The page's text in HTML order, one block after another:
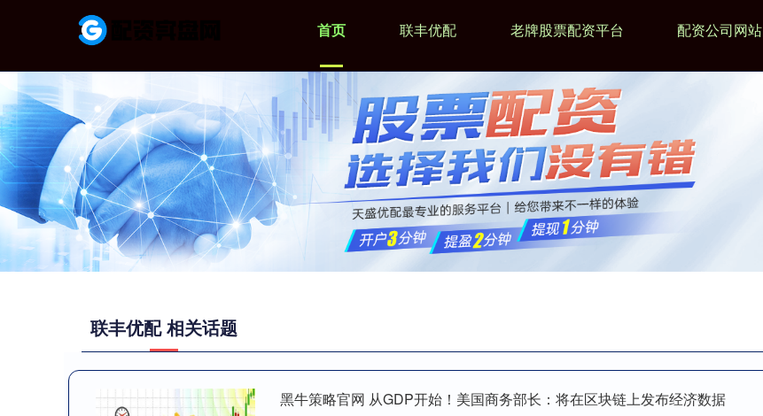
首页 联丰优配 老牌股票配资平台 配资公司网站
联丰优配 相关话题
黑牛策略官网 从GDP开始！美国商务部长：将在区块链上发布经济数据